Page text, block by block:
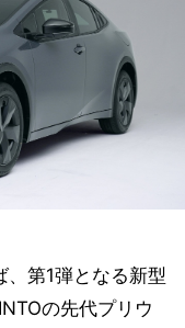
第1弾となる新型
の先代プリウ